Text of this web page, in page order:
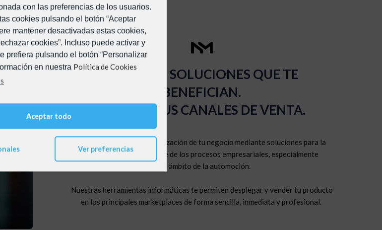
con las preferencias de los usuarios.
cookies pulsando el botón “Aceptar
mantener desactivadas estas cookies,
cookies”. Incluso puede activar y
prefiera pulsando el botón “Personalizar
en nuestra Política de Cookies
Aceptar todo
Ver preferencias
TENEMOS SOLUCIONES QUE TE
BENEFICIAN.
MEJORA TUS CANALES DE VENTA.
Te ayudamos con la digitalización de tu negocio mediante soluciones para la
optimización y el soporte de los procesos empresariales, especialmente
en el ámbito de la automoción.
Nuestras herramientas informáticas te permiten desplegar y vender tu producto
en los principales marketplaces de forma sencilla, inmediata y profesional.